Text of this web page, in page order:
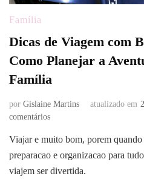
Família
Dicas de Viagem com
Como Planejar a
Família
por Gislaine Martins atualizado em
comentáriosem
de
Viagem
com
Viajar e muito bom, porem
preparacao e organizacao para
viajem ser divertida.